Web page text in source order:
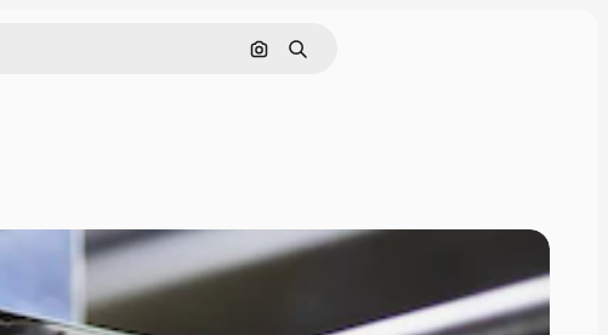
Nach Bild suchen
Suchen